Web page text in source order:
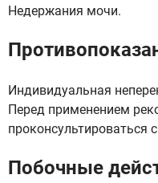
Недержания мочи.
Индивидуальная
Перед применением
проконсультироваться
Побочные